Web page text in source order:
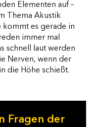
Elementen auf –
Thema Akustik
kommt es gerade in
immer mal
schnell laut werden
Nerven, wenn der
die Höhe schießt.
Fragen der